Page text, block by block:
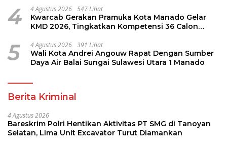
4 4 Agustus 2026 547 Lihat
Kwarcab Gerakan Pramuka Kota Manado Gelar
KMD 2026, Tingkatkan Kompetensi 36 Calon
5 4 Agustus 2026 391 Lihat
Wali Kota Andrei Angouw Rapat Dengan Sumber
Daya Air Balai Sungai Sulawesi Utara 1 Manado
Berita Kriminal
4 Agustus 2026
Bareskrim Polri Hentikan Aktivitas PT SMG di Tanoyan
Selatan, Lima Unit Excavator Turut Diamankan